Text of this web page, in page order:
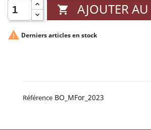
 AJOUTER
 Derniers articles en stock
Référence BO_MFor_2023